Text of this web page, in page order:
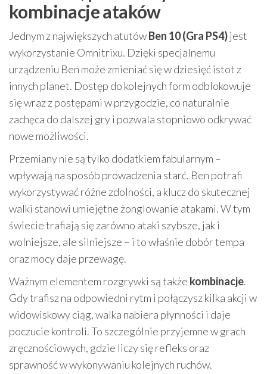
kombinacje ataków
Jednym z największych atutówBen 10 (Gra PS4)jest
wykorzystanie Omnitrixu. Dzięki specjalnemu
urządzeniu Ben może zmieniać się w dziesięć istot z
innych planet. Dostęp do kolejnych form odblokowuje
się wraz z postępami w przygodzie, co naturalnie
zachęca do dalszej gry i pozwala stopniowo odkrywać
nowe możliwości.
Przemiany nie są tylko dodatkiem fabularnym –
wpływają na sposób prowadzenia starć. Ben potrafi
wykorzystywać różne zdolności, a klucz do skutecznej
walki stanowi umiejętne żonglowanie atakami. W tym
świecie trafiają się zarówno ataki szybsze, jak i
wolniejsze, ale silniejsze – i to właśnie dobór tempa
oraz mocy daje przewagę.
Ważnym elementem rozgrywki są także kombinacje.
Gdy trafisz na odpowiedni rytm i połączysz kilka akcji w
widowiskowy ciąg, walka nabiera płynności i daje
poczucie kontroli. To szczególnie przyjemne w grach
zręcznościowych, gdzie liczy się refleks oraz
sprawność w wykonywaniu kolejnych ruchów.